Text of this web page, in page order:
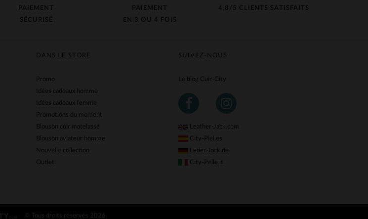
PAIEMENT
SÉCURISÉ
PAIEMENT
EN 3 OU 4 FOIS
4,8/5 CLIENTS SATISFAITS
SUIVEZ-NOUS
Le blog Cuir-City
Leather-Jack.com
City-Piel.es
Leder-Jack.de
City-Pelle.it
DANS LE STORE
Promo
Idées cadeaux homme
Idées cadeaux femme
Promotions du moment
Blouson cuir matelassé
Blouson aviateur homme
Nouvelle collection
Outlet
© Tous droits réservés 2026